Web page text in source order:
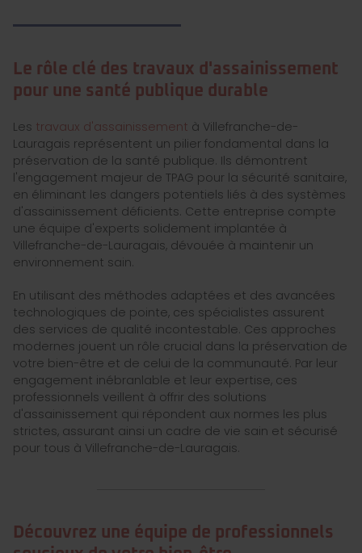
Le rôle clé des travaux d'assainissement
pour une santé publique durable
Les travaux d'assainissement à Villefranche-de-
Lauragais représentent un pilier fondamental dans la
préservation de la santé publique. Ils démontrent
l'engagement majeur de TPAG pour la sécurité sanitaire,
en éliminant les dangers potentiels liés à des systèmes
d'assainissement déficients. Cette entreprise compte
une équipe d'experts solidement implantée à
Villefranche-de-Lauragais, dévouée à maintenir un
environnement sain.
En utilisant des méthodes adaptées et des avancées
technologiques de pointe, ces spécialistes assurent
des services de qualité incontestable. Ces approches
modernes jouent un rôle crucial dans la préservation de
votre bien-être et de celui de la communauté. Par leur
engagement inébranlable et leur expertise, ces
professionnels veillent à offrir des solutions
d'assainissement qui répondent aux normes les plus
strictes, assurant ainsi un cadre de vie sain et sécurisé
pour tous à Villefranche-de-Lauragais.
Découvrez une équipe de professionnels